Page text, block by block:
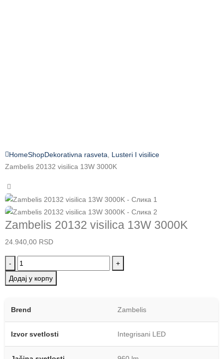
HomeShopDekorativna rasveta, Lusteri I visilice
Zambelis 20132 visilica 13W 3000K
Zambelis 20132 visilica 13W 3000K
24.940,00 RSD
-
+
Додај у корпу
Brend Zambelis
Izvor svetlosti Integrisani LED